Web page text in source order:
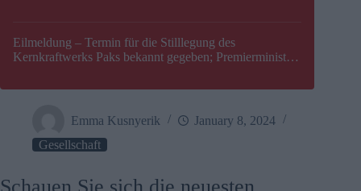
Eilmeldung – Termin für die Stilllegung des
Kernkraftwerks Paks bekannt gegeben; Premierminister
Emma Kusnyerik
January 8, 2024
Gesellschaft